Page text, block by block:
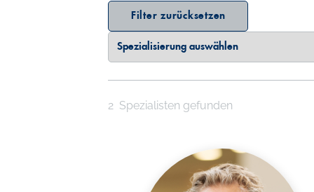
Spezialisierung auswählen
Land auswählen
Filter zurücksetzen
2 Spezialisten gefunden